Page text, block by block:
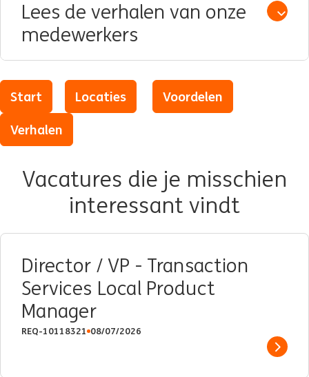
Lees de verhalen van onze
medewerkers
Open
Start Locaties
Voordelen
Verhalen
Vacatures die je misschien
interessant vindt
Director / VP - Transaction
Services Local Product
Manager
REQ-10118321 08/07/2026
Show